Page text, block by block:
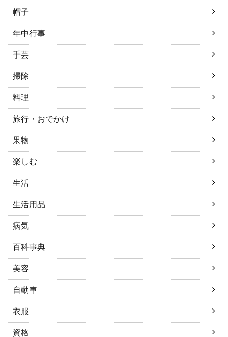
帽子
年中行事
手芸
掃除
料理
旅行・おでかけ
果物
楽しむ
生活
生活用品
病気
百科事典
美容
自動車
衣服
資格